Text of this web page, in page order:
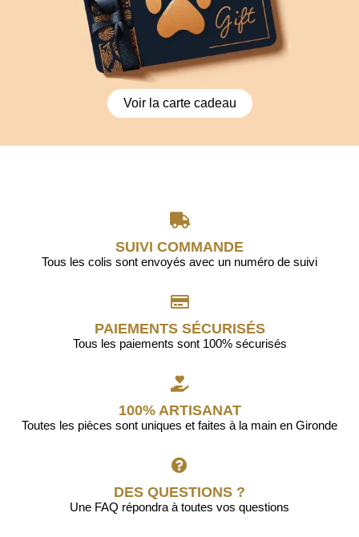
Voir la carte cadeau
SUIVI COMMANDE
Tous les colis sont envoyés avec un numéro de suivi
PAIEMENTS SÉCURISÉS
Tous les paiements sont 100% sécurisés
100% ARTISANAT
Toutes les pièces sont uniques et faites à la main en Gironde
DES QUESTIONS ?
Une FAQ répondra à toutes vos questions